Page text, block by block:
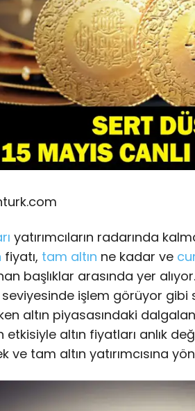
yatırımcıların radarında
fiyatı, tam altın ne kadar ve
başlıklar arasında yer alıyor.
seviyesinde işlem görüyor gibi
altın piyasasındaki
etkisiyle altın fiyatları anlık
ve tam altın yatırımcısına